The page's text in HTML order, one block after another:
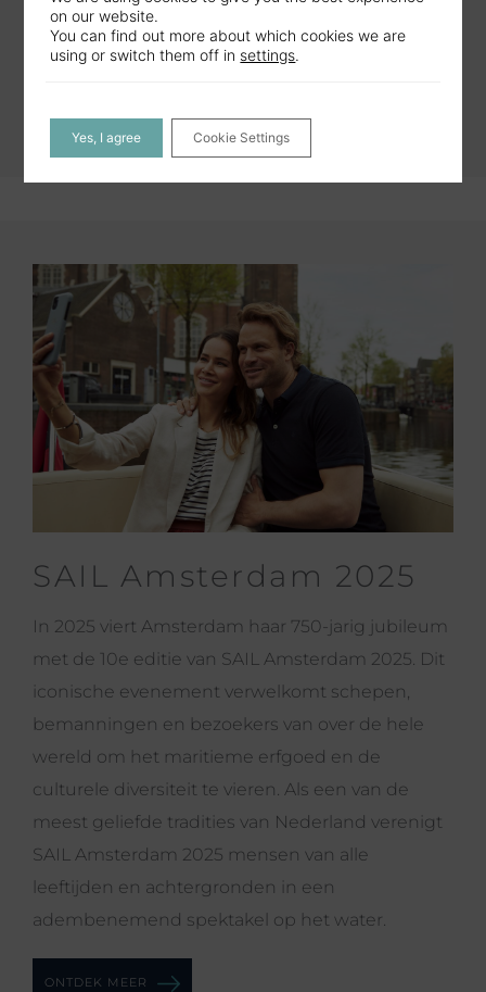
zorgt voor een gedenkwaardig en comfortabel
verblijf.
SAIL Amsterdam 2025
In 2025 viert Amsterdam haar 750-jarig jubileum
met de 10e editie van SAIL Amsterdam 2025. Dit
iconische evenement verwelkomt schepen,
bemanningen en bezoekers van over de hele
wereld om het maritieme erfgoed en de
culturele diversiteit te vieren. Als een van de
meest geliefde tradities van Nederland verenigt
SAIL Amsterdam 2025 mensen van alle
leeftijden en achtergronden in een
adembenemend spektakel op het water.
ONTDEK MEER
on our website.
You can find out more about which cookies we are
using or switch them off in settings.
Yes, I agree Cookie Settings